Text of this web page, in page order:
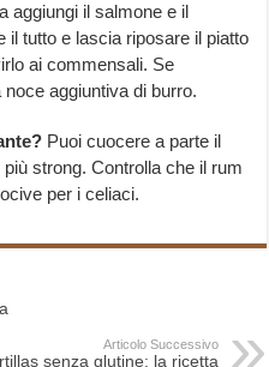
aggiungi il salmone e il
il tutto e lascia riposare il piatto
ai commensali. Se
aggiuntiva di burro.
Puoi cuocere a parte il
strong. Controlla che il rum
per i celiaci.
Articolo Successivo
senza glutine: la ricetta